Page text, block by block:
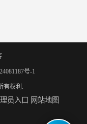
号-1
有权利.
员入口 网站地图